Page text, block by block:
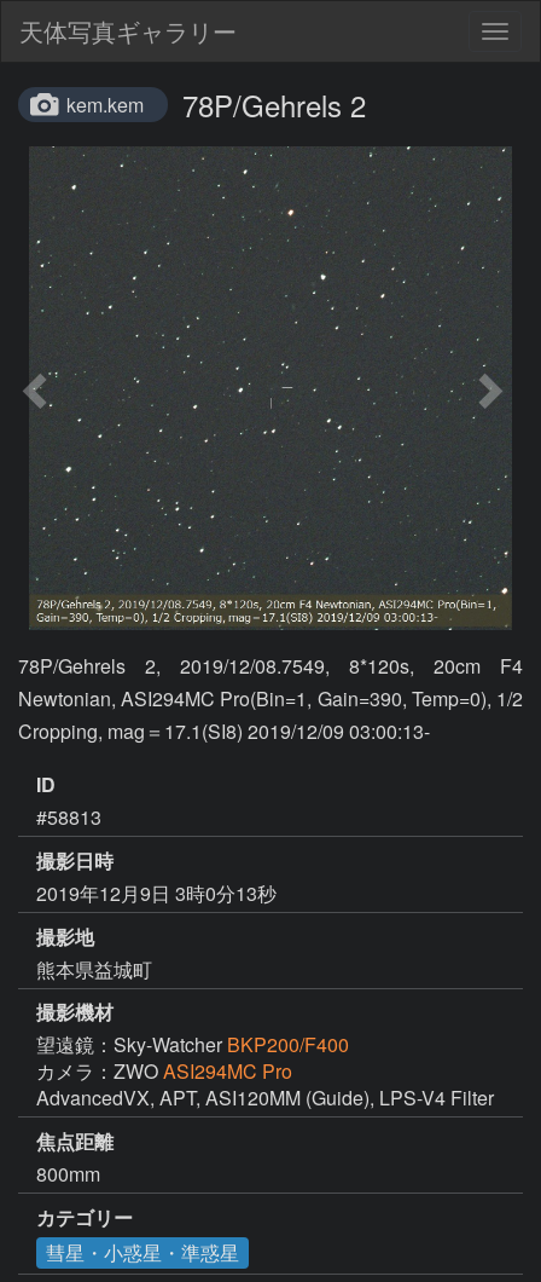
天体写真ギャラリー
kem.kem 78P/Gehrels 2
78P/Gehrels 2, 2019/12/08.7549, 8*120s, 20cm F4
Newtonian, ASI294MC Pro(Bin=1, Gain=390, Temp=0), 1/2
Cropping, mag＝17.1(SI8) 2019/12/09 03:00:13-
ID
#58813
撮影日時
2019年12月9日 3時0分13秒
撮影地
熊本県益城町
撮影機材
望遠鏡：Sky-Watcher BKP200/F400
カメラ：ZWOASI294MC Pro
AdvancedVX, APT, ASI120MM (Guide), LPS-V4 Filter
焦点距離
800mm
カテゴリー
彗星・小惑星・準惑星